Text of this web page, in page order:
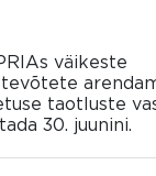
väikeste
taotluste
30. juunini.